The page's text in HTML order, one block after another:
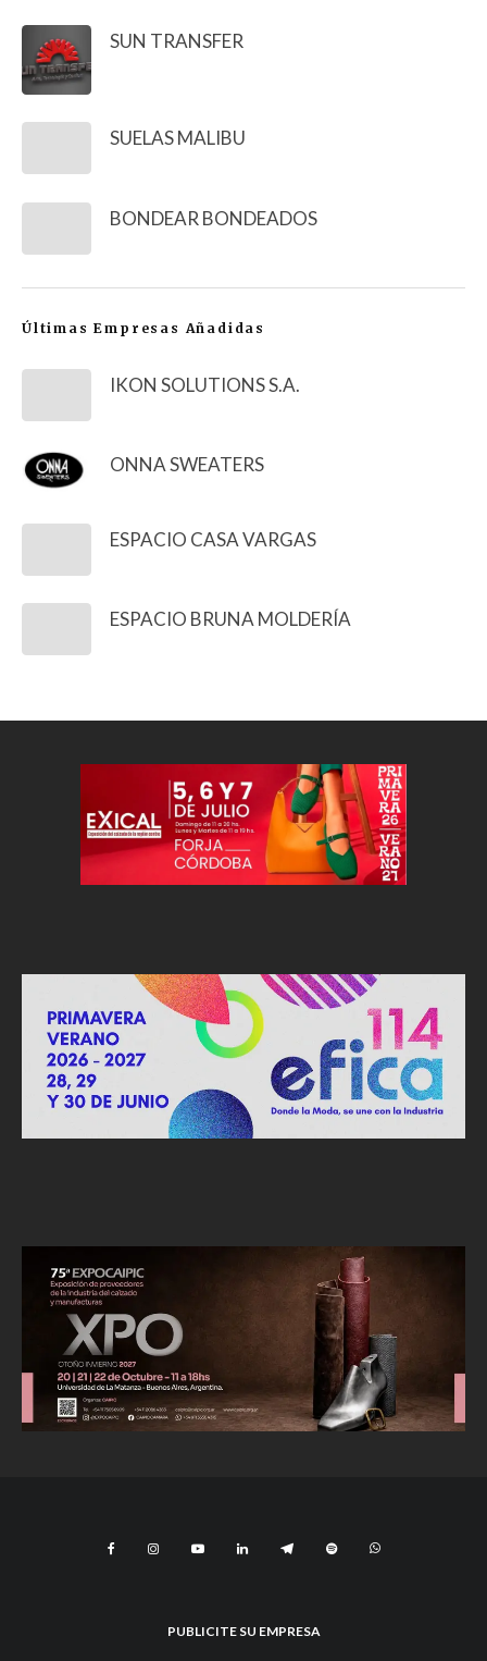
SUN TRANSFER
SUELAS MALIBU
BONDEAR BONDEADOS
Últimas Empresas Añadidas
IKON SOLUTIONS S.A.
ONNA SWEATERS
ESPACIO CASA VARGAS
ESPACIO BRUNA MOLDERÍA
PUBLICITE SU EMPRESA